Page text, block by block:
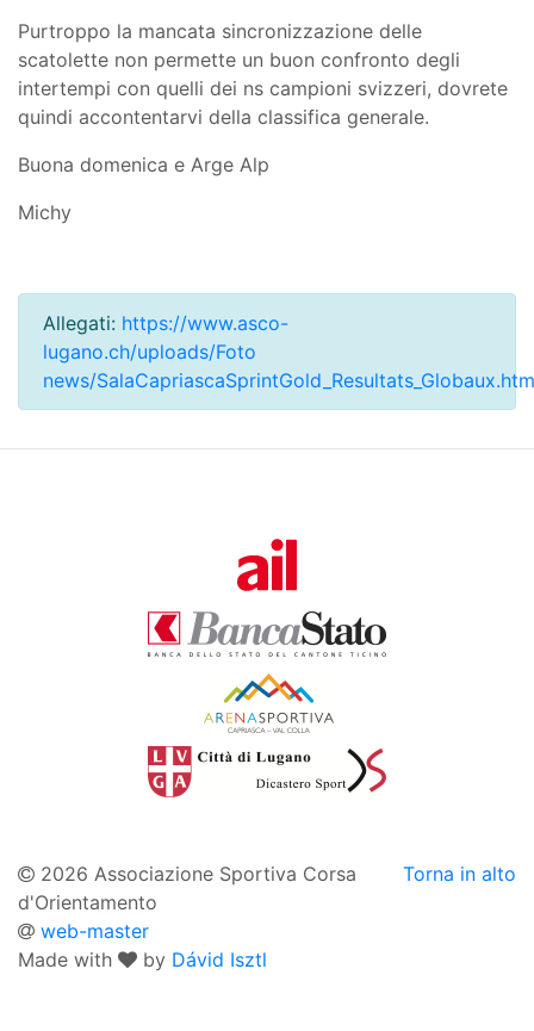
Purtroppo la mancata sincronizzazione delle
scatolette non permette un buon confronto degli
intertempi con quelli dei ns campioni svizzeri, dovrete
quindi accontentarvi della classifica generale.
Buona domenica e Arge Alp
Michy
Allegati: https://www.asco-
lugano.ch/uploads/Foto
news/
Torna in alto
2026 Associazione Sportiva Corsa
d'Orientamento
web-master
Made with
by Dávid Isztl